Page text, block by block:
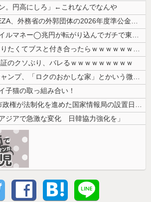
。円高にしろ」←これなんでなんや
【税金】性加害のGEZA、外務省の外郭団体の2026年度準公金事業に選...
【速報】秋田県、オイルマネー◯兆円が転がり込んでガチで東北最強へ
【悲報】 とにかくヤりたくてブスと付き合ったらｗｗｗｗｗｗｗｗｗｗｗｗ...
証のクソぶり、バレるｗｗｗｗｗｗｗｗｗ
【画像】 週刊少年ジャンプ、「ロクのおかしな家」とかいう微妙な漫画を巻...
子猫の取っ組み合い！
（ ´_ゝ`）中国「高市政権が法制化を進めた国家情報局の設置日が7月3...
ジアで急激な変化 日韓協力強化を」